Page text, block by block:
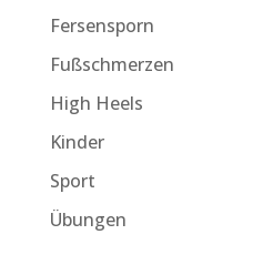
Fersensporn
Fußschmerzen
High Heels
Kinder
Sport
Übungen